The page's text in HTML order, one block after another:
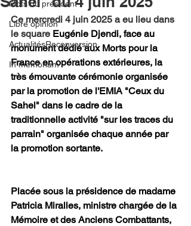
Mots du président
Libre opinion
ActualitésReconversion
In memoriam
Ce mercredi 4 juin 2025 a eu lieu dans
le square Eugénie Djendi, face au
monument dédié aux Morts pour la
France en opérations extérieures, la
très émouvante cérémonie organisée
par la promotion de l'EMIA "Ceux du
Sahel" dans le cadre de la
traditionnelle activité "sur les traces du
parrain" organisée chaque année par
la promotion sortante.
Placée sous la présidence de madame
Patricia Miralles, ministre chargée de la
Mémoire et des Anciens Combattants,